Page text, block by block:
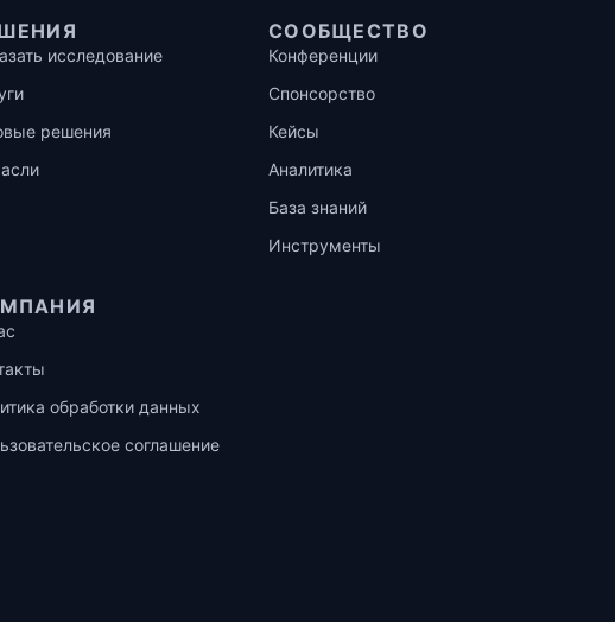
исследование
решения
СООБЩЕСТВО
Конференции
Спонсорство
Кейсы
Аналитика
База знаний
Инструменты
обработки данных
соглашение